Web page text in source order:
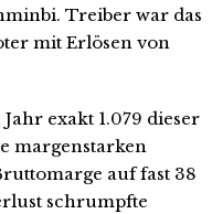
Treiber war das
mit Erlösen von
exakt 1.079 dieser
margenstarken
auf fast 38
schrumpfte